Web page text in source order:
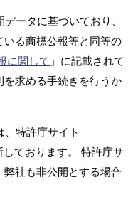
ータに基づいており、
る商標公報等と同等の
に関して 」に記載されて
求める手続きを行うか
特許庁サイト
ております。 特許庁サ
社も非公開とする場合